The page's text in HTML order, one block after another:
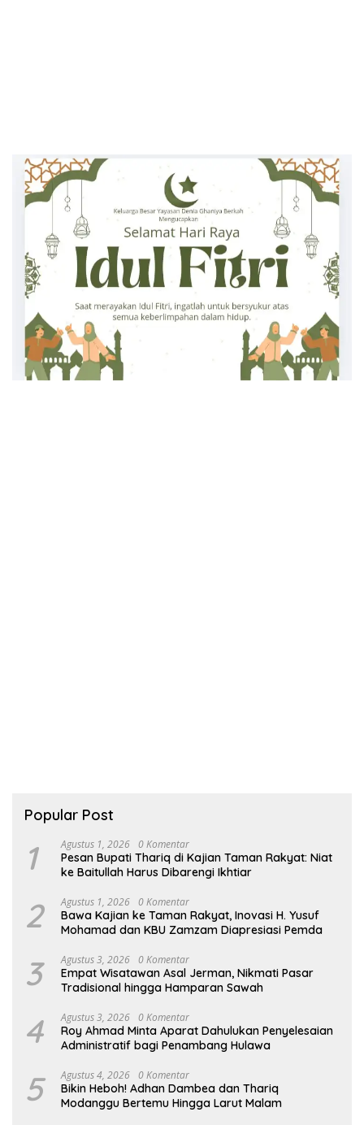
Popular Post
1 Agustus 1, 2026 0 Komentar
Pesan Bupati Thariq di Kajian Taman Rakyat: Niat
ke Baitullah Harus Dibarengi Ikhtiar
2 Agustus 1, 2026 0 Komentar
Bawa Kajian ke Taman Rakyat, Inovasi H. Yusuf
Mohamad dan KBU Zamzam Diapresiasi Pemda
3 Agustus 3, 2026 0 Komentar
Empat Wisatawan Asal Jerman, Nikmati Pasar
Tradisional hingga Hamparan Sawah
4 Agustus 3, 2026 0 Komentar
Roy Ahmad Minta Aparat Dahulukan Penyelesaian
Administratif bagi Penambang Hulawa
5 Agustus 4, 2026 0 Komentar
Bikin Heboh! Adhan Dambea dan Thariq
Modanggu Bertemu Hingga Larut Malam